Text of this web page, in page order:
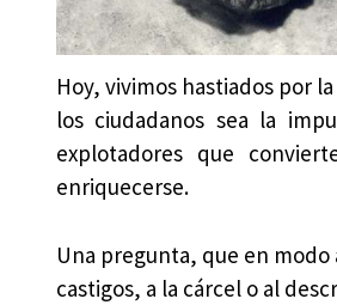
Hoy, vivimos hastiados por
los ciudadanos sea la
explotadores que
enriquecerse.
Una pregunta, que en
castigos, a la cárcel o al